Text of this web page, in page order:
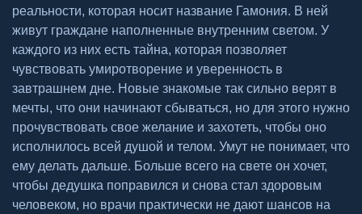
реальности, которая носит название Гамония. В ней
живут граждане наполненные внутренним светом. У
каждого из них есть тайна, которая позволяет
чувствовать умиротворение и уверенность в
завтрашнем дне. Новые знакомые так сильно верят в
мечты, что они начинают сбываться, но для этого нужно
прочувствовать свое желание и захотеть, чтобы оно
исполнилось всей душой и телом. Умут не понимает, что
ему делать дальше. Больше всего на свете он хочет,
чтобы дедушка поправился и снова стал здоровым
человеком, но врачи практически не дают шансов на